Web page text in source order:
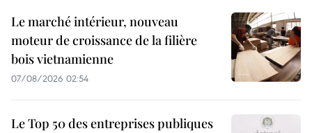
Le marché intérieur, nouveau
moteur de croissance de la filière
bois vietnamienne
07/08/2026 02:54
Le Top 50 des entreprises publiques